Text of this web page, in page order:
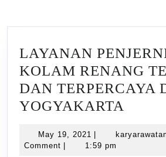
LAYANAN
KOLAM RENANG
DAN TERPERCAYA
YOGYAKARTA
AIR
May 19, 2021 May
19,
Comment
1:59 pm